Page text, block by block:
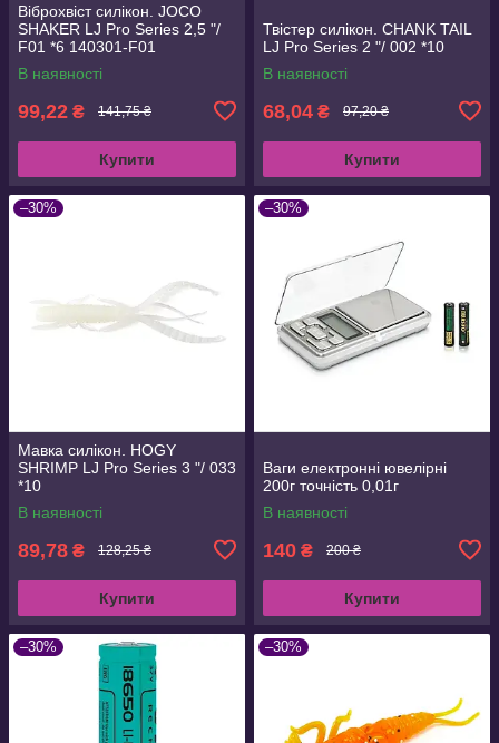
Віброхвіст силікон. JOCO
SHAKER LJ Pro Series 2,5 "/
F01 *6 140301-F01
В наявності
99,22 ₴ 141,75 ₴
Купити
Твістер силікон. CHANK TAIL
LJ Pro Series 2 "/ 002 *10
В наявності
68,04 ₴ 97,20 ₴
Купити
–30%
Мавка силікон. HOGY
SHRIMP LJ Pro Series 3 "/ 033
*10
В наявності
89,78 ₴ 128,25 ₴
Купити
–30%
Ваги електронні ювелірні
200г точність 0,01г
В наявності
140 ₴ 200 ₴
Купити
–30% –30%